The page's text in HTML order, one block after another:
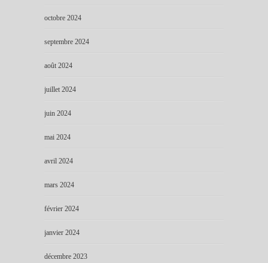
octobre 2024
septembre 2024
août 2024
juillet 2024
juin 2024
mai 2024
avril 2024
mars 2024
février 2024
janvier 2024
décembre 2023